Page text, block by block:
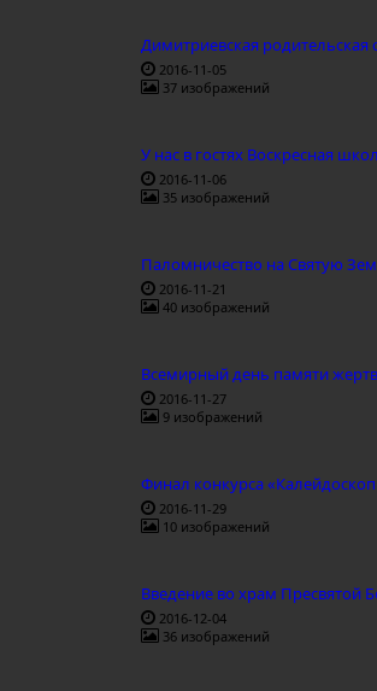
Димитриевская родительская
2016-11-05
37 изображений
У нас в гостях Воскресная
2016-11-06
35 изображений
Паломничество на Святую
2016-11-21
40 изображений
Всемирный день памяти
2016-11-27
9 изображений
Финал конкурса
2016-11-29
10 изображений
Введение во храм Пресвятой
2016-12-04
36 изображений